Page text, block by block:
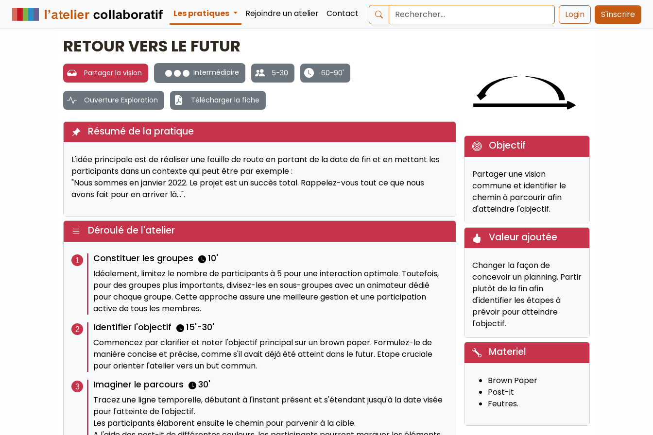
Les pratiques Rejoindre un atelier Contact Login S'inscrire
RETOUR VERS LE FUTUR
Objectif
Partager une vision
commune et identifier le
chemin à parcourir afin
d'atteindre l'objectif.
Valeur ajoutée
Changer la façon de
concevoir un planning. Partir
plutôt de la fin afin
d'identifier les étapes à
prévoir pour atteindre
l'objectif.
Materiel
Brown Paper
Post-it
Feutres.
Partager la vision Intermédiaire 5-30 60-90'
Ouverture Exploration Télécharger la fiche
Résumé de la pratique
L'idée principale est de réaliser une feuille de route en partant de la date de fin et en mettant les
participants dans un contexte qui peut être par exemple :
"Nous sommes en janvier 2022. Le projet est un succès total. Rappelez-vous tout ce que nous
avons fait pour en arriver là...".
Déroulé de l'atelier
Constituer les groupes 10'
Idéalement, limitez le nombre de participants à 5 pour une interaction optimale. Toutefois,
pour des groupes plus importants, divisez-les en sous-groupes avec un animateur dédié
pour chaque groupe. Cette approche assure une meilleure gestion et une participation
active de tous les membres.
Identifier l'objectif 15'-30'
Commencez par clarifier et noter l'objectif principal sur un brown paper. Formulez-le de
manière concise et précise, comme s'il avait déjà été atteint dans le futur. Etape cruciale
pour orienter l'atelier vers un but commun.
Imaginer le parcours 30'
Tracez une ligne temporelle, débutant à l'instant présent et s'étendant jusqu'à la date visée
pour l'atteinte de l'objectif.
Les participants élaborent ensuite le chemin pour parvenir à la cible.